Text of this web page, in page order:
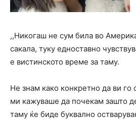
,,Никогаш не сум била во
сакала, туку едноставно
е вистинското време за таму.
Не знам како конкретно да ви го
ми кажуваше да почекам зашто
таму ќе биде буквално